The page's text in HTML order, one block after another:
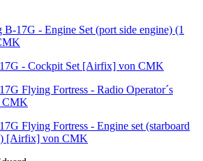
17G - Engine Set (port side engine) (1
- Cockpit Set [Airfix] von CMK
Flying Fortress - Radio Operator´s
CMK
Flying Fortress - Engine set (starboard
[Airfix] von CMK